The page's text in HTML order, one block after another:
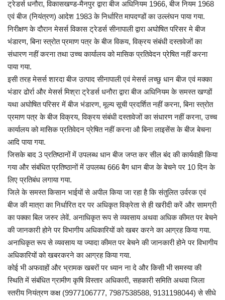
ट्रेडर्स धनौरा, विकासखण्ड-मैनपुर द्वारा बीज अधिनियम 1966, बीज नियम 1968
एवं बीज (नियंत्रण) आदेश 1983 के निर्धारित मापदण्डों का उल्लंघन पाया गया.
निरीक्षण के दौरान मेसर्स विकास ट्रेडर्स सीनापाली द्वारा अघोषित परिसर मे बीज
भंडारण, बिना स्त्रोत प्रमाण पत्र के बीज विकय, विक्रय संबंधी दस्तावेजों का
संधारण नहीं करना तथा उच्च कार्यालय को मासिक प्रतिवेदन प्रेषित नहीं करना
पाया गया.
इसी तरह मेसर्स शारदा बीज उत्पाद सीनापाली एवं मेसर्स लच्छु धान बीज एवं मक्का
भंडार ढोर्रा और मेसर्स मिश्रा ट्रेडर्स धनौरा द्वारा बीज अधिनियम के समस्त खण्डों
यथा अघोषित परिसर में बीज भंडारण, मूल्य सूची प्रदर्शित नहीं करना, बिना स्त्रोत
प्रमाण पत्र के बीज विक्रय, विक्रय संबंधी दस्तावेजों का संधारण नहीं करना, उच्च
कार्यालय को मासिक प्रतिवेदन प्रेषित नहीं करना औ बिना लाइसेंस के बीज बेचना
आदि पाया गया.
जिसके बाद 3 प्रतिष्ठानों में उपलब्ध धान बीज जप्त कर सील बंद की कार्यवाही किया
गया और संबंधित प्रतिष्ठानों में उपलब्ध 666 बैग धान बीज के बेचने पर 10 दिन के
लिए प्रतिबंध लगाया गया.
जिले के समस्त किसान भाईयों से अपील किया जा रहा है कि संतुलित उर्वरक एवं
बीज की मात्रा का निर्धारित दर पर अधिकृत विक्रेता से ही खरीदी करें और सामग्री
का पक्का बिल जरुर लेवें. अनाधिकृत रूप से व्यवसाय अथवा अधिक कीमत पर बेचने
की जानकारी होने पर विभागीय अधिकारियों को खबर करने का आग्रह किया गया.
अनाधिकृत रूप से व्यवसाय या ज्यादा कीमत पर बेचने की जानकारी होने पर विभागीय
अधिकारियों को खबरकरने का आग्रह किया गया.
कोई भी अफवाहों और भ्रामक खबरों पर ध्यान ना दे और किसी भी समस्या की
स्थिति में संबंधित ग्रामीण कृषि विस्तार अधिकारी, सहकारी समिति अथवा जिला
स्तरीय नियंत्रण कक्ष (9977106777, 7987538588, 9131198044) से सीधे